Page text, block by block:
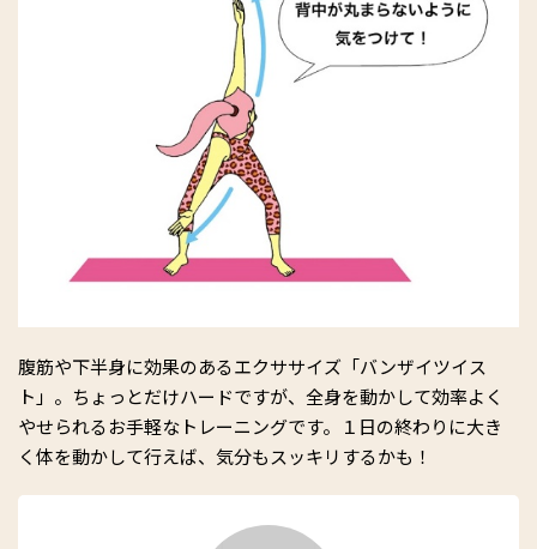
腹筋や下半身に効果のあるエクササイズ「バンザイツイス
ト」。ちょっとだけハードですが、全身を動かして効率よく
やせられるお手軽なトレーニングです。１日の終わりに大き
く体を動かして行えば、気分もスッキリするかも！